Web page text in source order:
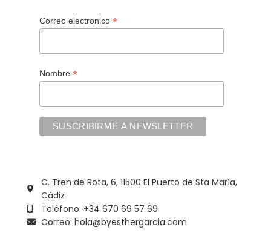
Correo electronico *
Nombre *
C. Tren de Rota, 6, 11500 El Puerto de Sta María,
Cádiz
Teléfono: +34 670 69 57 69
Correo: hola@byesthergarcia.com